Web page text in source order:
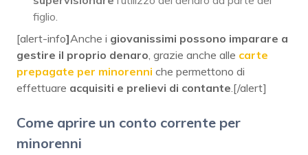
figlio.
[alert-info]Anche i giovanissimi possono imparare a
gestire il proprio denaro, grazie anche alle carte
prepagate per minorenni che permettono di
effettuare acquisiti e prelievi di contante.[/alert]
Come aprire un conto corrente per
minorenni